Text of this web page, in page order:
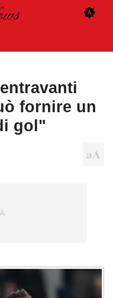
fornire un
gol"